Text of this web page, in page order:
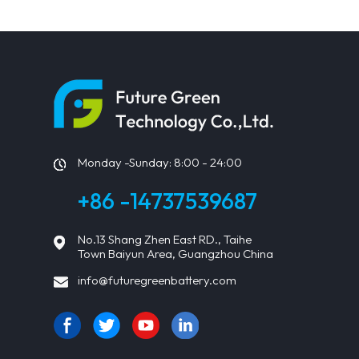
Monday -Sunday: 8:00 - 24:00
+86 -14737539687
No.13 Shang Zhen East RD., Taihe
Town Baiyun Area, Guangzhou China
info@futuregreenbattery.com